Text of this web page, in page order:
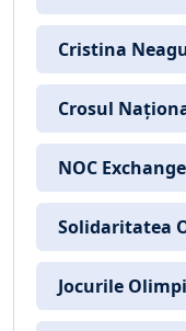
Cristina
Crosul
NOC Exchange
Solidaritatea
Jocurile